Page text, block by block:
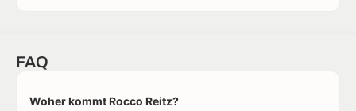
FAQ
Woher kommt Rocco Reitz?